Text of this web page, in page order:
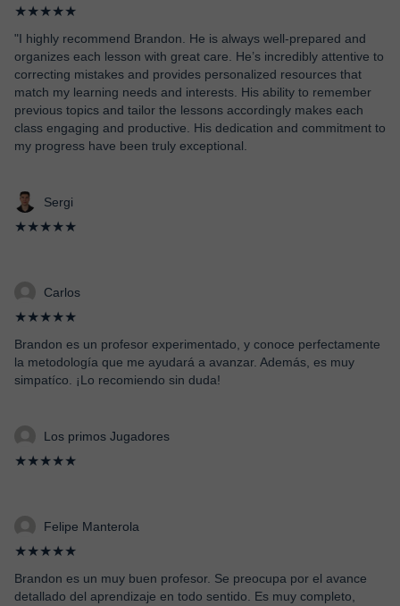
★★★★★
"I highly recommend Brandon. He is always well-prepared and
organizes each lesson with great care. He’s incredibly attentive to
correcting mistakes and provides personalized resources that
match my learning needs and interests. His ability to remember
previous topics and tailor the lessons accordingly makes each
class engaging and productive. His dedication and commitment to
my progress have been truly exceptional.
Sergi
★★★★★
Carlos
★★★★★
Brandon es un profesor experimentado, y conoce perfectamente
la metodología que me ayudará a avanzar. Además, es muy
simpatíco. ¡Lo recomiendo sin duda!
Los primos Jugadores
★★★★★
Felipe Manterola
★★★★★
Brandon es un muy buen profesor. Se preocupa por el avance
detallado del aprendizaje en todo sentido. Es muy completo,